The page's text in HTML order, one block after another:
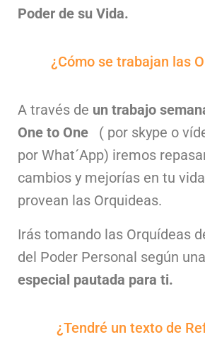
Poder de su Vida.
¿Cómo se trabajan las
A través de un trabajo
One to One
( por skype o
por What´App) iremos
cambios y mejorías en tu
provean las Orquideas.
Irás tomando las Orquídeas
del Poder Personal según una
especial pautada para ti.
¿Tendré un texto de